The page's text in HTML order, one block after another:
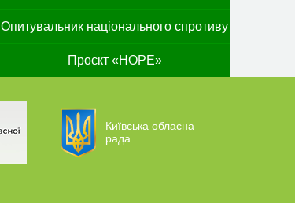
Опитувальник національного спротиву
Проєкт «HOPE»
Київська обласна
рада